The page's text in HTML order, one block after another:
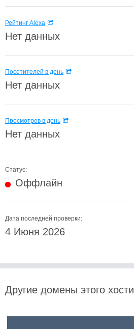
Рейтинг Alexa
Нет данных
Посетителей в день
Нет данных
Просмотров в день
Нет данных
Статус:
Оффлайн
Дата последней проверки:
4 Июня 2026
Другие домены этого